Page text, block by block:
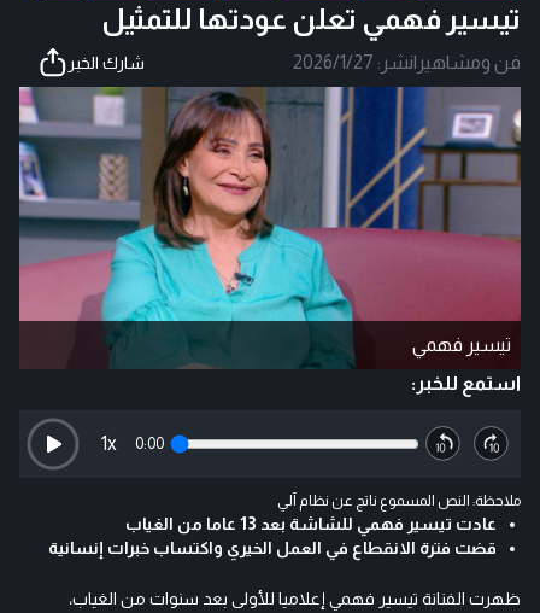
تيسير فهمي تعلن عودتها للتمثيل
فن ومشاهير |نشر: 2026/1/27 شارك الخبر
تيسير فهمي
استمع للخبر:
0:00
1x
ملاحظة: النص المسموع ناتج عن نظام آلي
عادت تيسير فهمي للشاشة بعد 13 عاما من الغياب
قضت فترة الانقطاع في العمل الخيري واكتساب خبرات إنسانية
ظهرت الفنانة تيسير فهمي إعلاميا للأولى بعد سنوات من الغياب،